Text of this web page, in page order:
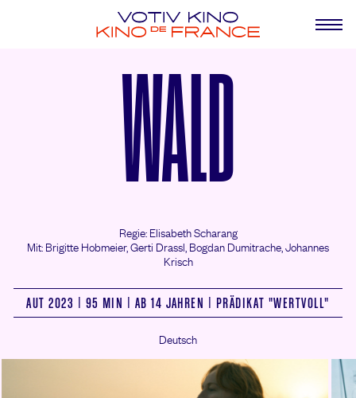
WALD
Regie: Elisabeth Scharang
Mit: Brigitte Hobmeier,Gerti Drassl, Bogdan Dumitrache, Johannes
Krisch
AUT 2023 | 95 MIN | AB 14 JAHREN | PRÄDIKAT "WERTVOLL"
Deutsch